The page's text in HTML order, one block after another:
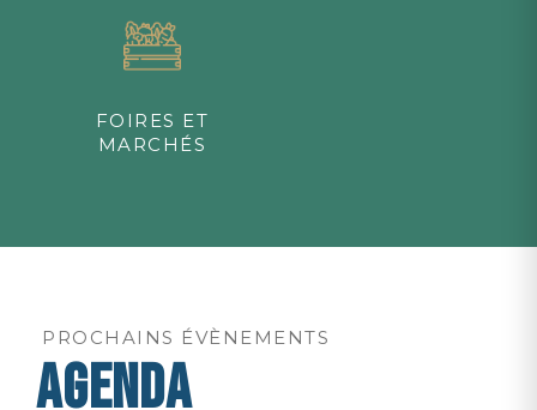
FOIRES ET
MARCHÉS
PROCHAINS ÉVÈNEMENTS
AGENDA